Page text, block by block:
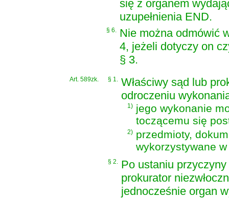
się z organem
uzupełnienia END.
§ 6.
Nie można odmówić
4, jeżeli dotyczy on
§ 3.
Art. 589zk. § 1.
Właściwy sąd lub
odroczeniu
1) jego wykonanie
toczącemu się
2) przedmioty,
wykorzystywane
§ 2. Po ustaniu
prokurator
jednocześnie organ